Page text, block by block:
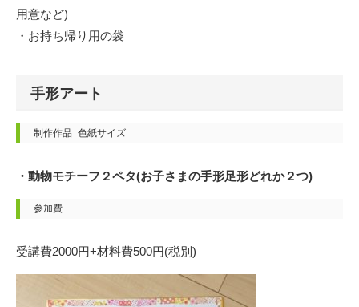
用意など)
・お持ち帰り用の袋
手形アート
制作作品 色紙サイズ
・動物モチーフ２ペタ(お子さまの手形足形どれか２つ)
参加費
受講費2000円+材料費500円(税別)